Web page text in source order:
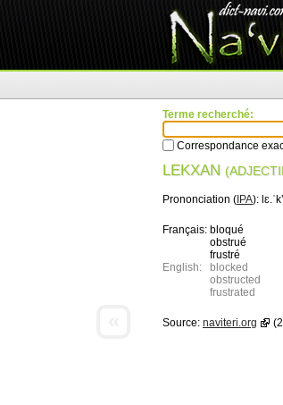
Terme recherché:
Correspondance
LEKXAN
Prononciation ( IPA):
Français: bloqué
obstrué
frustré
English:
blocked
obstructed
frustrated
Source: naviteri.org